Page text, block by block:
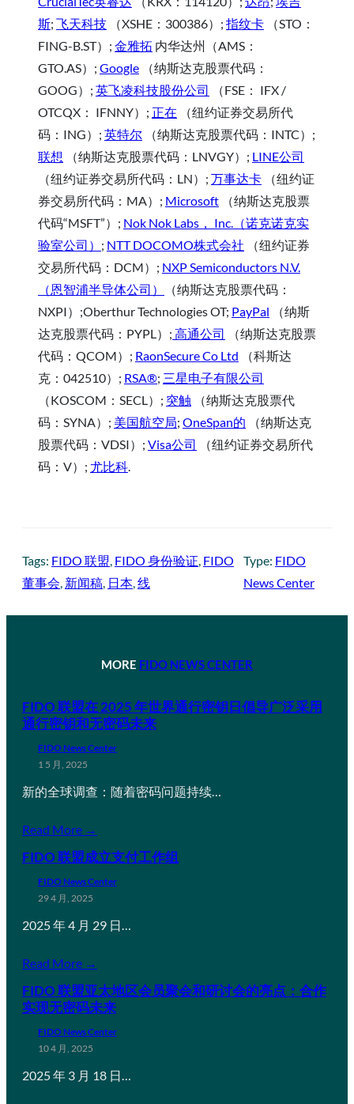
斯; 飞天科技 （XSHE：300386）; 指纹卡 （STO：
FING-B.ST）; 金雅拓 内华达州（AMS：
GTO.AS）; Google （纳斯达克股票代码：
GOOG）; 英飞凌科技股份公司
（FSE： IFX /
OTCQX： IFNNY）; 正在 （纽约证券交易所代
码：ING）; 英特尔 （纳斯达克股票代码：INTC）;
联想 （纳斯达克股票代码：LNVGY）; LINE公司
（纽约证券交易所代码：LN）; 万事达卡 （纽约证
券交易所代码：MA）; Microsoft （纳斯达克股票
代码“MSFT”）; Nok Nok Labs， Inc.（诺克诺克实
验室公司） ; NTT DOCOMO株式会社 （纽约证券
交易所代码：DCM）; NXP Semiconductors N.V.
（恩智浦半导体公司）
（纳斯达克股票代码：
NXPI）;Oberthur Technologies OT; PayPal （纳斯
达克股票代码：PYPL）; 高通公司
（纳斯达克股票
代码：QCOM）; RaonSecure Co Ltd （科斯达
克：042510）; RSA®; 三星电子有限公司
（KOSCOM：SECL）; 突触 （纳斯达克股票代
码：SYNA）; 美国航空局; OneSpan的 （纳斯达克
股票代码：VDSI）; Visa公司
（纽约证券交易所代
码：V）; 尤比科.
Tags: FIDO 联盟 FIDO 身份验证 FIDO
董事会 新闻稿 日本 线
Type: FIDO
News Center
MORE FIDO NEWS CENTER
FIDO 联盟在 2025 年世界通行密钥日倡导广泛采用
通行密钥和无密码未来
FIDO News Center
1 5 月, 2025
新的全球调查：随着密码问题持续…
Read More →
FIDO 联盟成立支付工作组
FIDO News Center
29 4 月, 2025
2025 年 4 月 29 日…
Read More →
FIDO 联盟亚太地区会员聚会和研讨会的亮点：合作
实现无密码未来
FIDO News Center
10 4 月, 2025
2025 年 3 月 18 日…